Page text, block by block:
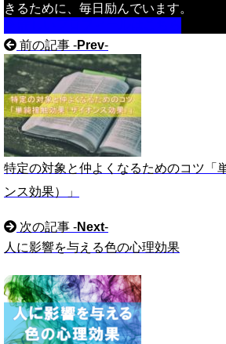
きるために、毎日励んでいます。
前の記事 -Prev-
特定の対象と仲よくなるためのコツ「
ンス効果）」
次の記事 -Next-
人に影響を与える色の心理効果